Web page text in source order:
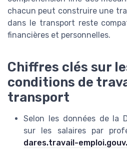
chacun peut construire une
dans le transport reste
financières et personnelles.
Chiffres clés sur
conditions de
transport
Selon les données de la
sur les salaires par
dares.travail-